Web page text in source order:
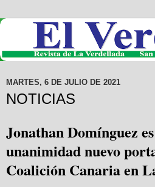
MARTES, 6 DE JULIO DE 2021
NOTICIAS
Jonathan Domínguez
unanimidad nuevo
Coalición Canaria en